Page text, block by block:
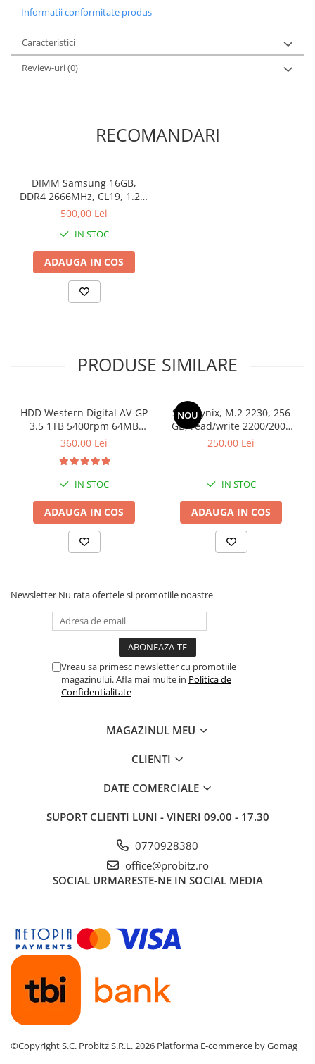
Carcase server
Memorii RAM Server
Stabilizatoare de tensiune
Hard Disk-uri & SSD-uri externe
UPS-uri
Accesorii UPS-uri
Imprimante&Consumabile
Cartuse cerneala
Imprimante de format mare
Imprimante Foto
Imprimante Inkjet
Imprimante laser
Multifunctionale Inkjet
Scannere
Retelistica
Accesorii switch-uri
Adaptoare PowerLAN
Alte accesorii retea
Tablete Grafice
Tablete NOI
Informatii conformitate produs
Caracteristici
Review-uri(0)
RECOMANDARI
DIMM Samsung 16GB,
DDR4 2666MHz, CL19, 1.2V,
Non-ECC, bulk
500,00 Lei
IN STOC
ADAUGA IN COS
PRODUSE SIMILARE
HDD Western Digital AV-GP
3.5 1TB 5400rpm 64MB
SATA3 (WD10EURX)
360,00 Lei
IN STOC
ADAUGA IN COS
NOU
SSD Hynix, M.2 2230, 256
GB, read/write 2200/2000
MB/s, bulk
250,00 Lei
IN STOC
ADAUGA IN COS
Newsletter Nu rata ofertele si promotiile noastre
Vreau sa primesc newsletter cu promotiile
magazinului. Afla mai multe in Politica de
Confidentialitate
MAGAZINUL MEU
CLIENTI
DATE COMERCIALE
SUPORT CLIENTI LUNI - VINERI 09.00 - 17.30
0770928380
office@probitz.ro
SOCIAL URMARESTE-NE IN SOCIAL MEDIA
©Copyright S.C. Probitz S.R.L. 2026 Platforma E-commerce by Gomag